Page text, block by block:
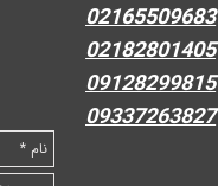
02165509683
02182801405
09128299815
09337263827